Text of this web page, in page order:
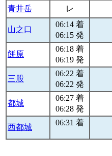
青井岳
レ
山之口
06:14 着
06:15 発
餅原
06:18 着
06:19 発
三股
06:22 着
06:22 発
都城
06:27 着
06:28 発
西都城
06:31 着